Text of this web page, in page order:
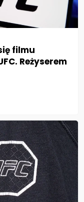
filmu
Reżyserem